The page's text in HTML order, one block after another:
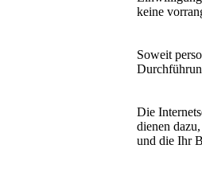
keine
Soweit
Die
dienen
und die Ihr